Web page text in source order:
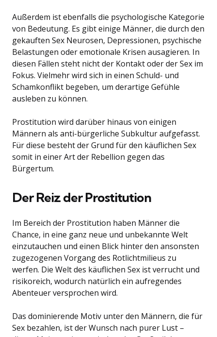
Außerdem ist ebenfalls die psychologische Kategorie
von Bedeutung. Es gibt einige Männer, die durch den
gekauften Sex Neurosen, Depressionen, psychische
Belastungen oder emotionale Krisen ausagieren. In
diesen Fällen steht nicht der Kontakt oder der Sex im
Fokus. Vielmehr wird sich in einen Schuld- und
Schamkonflikt begeben, um derartige Gefühle
ausleben zu können.
Prostitution wird darüber hinaus von einigen
Männern als anti-bürgerliche Subkultur aufgefasst.
Für diese besteht der Grund für den käuflichen Sex
somit in einer Art der Rebellion gegen das
Bürgertum.
Der Reiz der Prostitution
Im Bereich der Prostitution haben Männer die
Chance, in eine ganz neue und unbekannte Welt
einzutauchen und einen Blick hinter den ansonsten
zugezogenen Vorgang des Rotlichtmilieus zu
werfen. Die Welt des käuflichen Sex ist verrucht und
risikoreich, wodurch natürlich ein aufregendes
Abenteuer versprochen wird.
Das dominierende Motiv unter den Männern, die für
Sex bezahlen, ist der Wunsch nach purer Lust –